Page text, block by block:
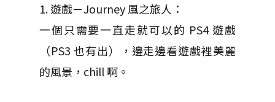
1. 遊戲－Journey 風之旅人：
一個只需要一直走就可以的 PS4 遊戲
（PS3 也有出），邊走邊看遊戲裡美麗
的風景，chill 啊。